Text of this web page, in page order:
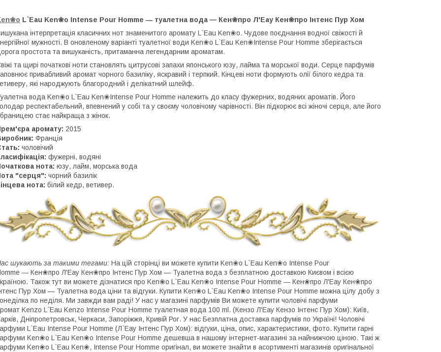
❀o L`Eau Ken❀o Intense Pour Homme ― туалетна вода — Кен❀про Л'Еау Кен❀про Інтенс Пур Хом
інтерпретація класичних нот знаменитого аромату L`Eau Ken❀o. Чудове поєднання водної свіжості й
мужності. В оновленому варіанті туалетної води Ken❀o L`Eau Ken❀Intense Pour Homme зберігається
простота та вишуканість, притаманна легендарним ароматам.
та щирі початкові ноти становлять цитрусові запахи японського юзу, лайма та морської води. Серце парфумів
привабливий аромат чорного базиліку, яскравий і терпкий. Кінцеві ноти формують олії білого кедра та
які народжують благородний і делікатний шлейф.
вода Ken❀o L`Eau Ken❀Intense Pour Homme належить до класу фужерних, водяних ароматів. Його
респектабельний, впевнений у собі та у своєму чоловічому чарівності. Він підкорює всі жіночі серця, але його
стає найкраща з жінок.
аромату: 2015
Франція
чоловічий
фужерні, водяні
нота: юзу, лайм, морська вода
"серця": чорний базилік
нота: білий кедр, ветивер.
шукають за такими тегами: На цій сторінці ви можете купити Ken❀o L`Eau Ken❀o Intense Pour
― Кен❀про Л'Еау Кен❀про Інтенс Пур Хом — Туалетна вода з безплатною доставкою Києвом і всією
Також тут ви можете дізнатися про Ken❀o L`Eau Ken❀o Intense Pour Homme ― Кен❀про Л'Еау Кен❀про
Пур Хом — Туалетна вода ціни та відгуки. Купити Ken❀o L`Eau Ken❀o Intense Pour Homme можна цілу добу з
по неділя. Ми завжди вам раді! У нас у магазині парфумів Ви можете купити чоловічі парфуми
Kenzo L`Eau Kenzo Intense Pour Homme туалетная вода 100 ml. (Кензо Л'Еау Кензо Інтенс Пур Хом): Київ,
Дніпропетровськ, Черкаси, Запоріжжя, Кривій Рог. У нас Безплатна доставка парфумів по Україні! Чоловічі
L`Eau Intense Pour Homme (Л`Еау Інтенс Пур Хом): відгуки, ціна, опис, характеристики, фото. Купити гарні
Ken❀o L`Eau Ken❀o Intense Pour Homme дешевша в нашому інтернет-магазині за найнижчою ціною. Такі ж
Ken❀o L`Eau Ken❀, Intense Pour Homme оригінал, ви можете знайти в асортименті магазинів оригінальної